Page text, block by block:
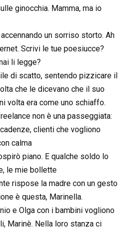
ginocchia. Mamma, ma io
un sorriso storto. Ah
Scrivi le tue poesiucce?
li legge?
di scatto, sentendo pizzicare il
che le dicevano che il suo
volta era come uno schiaffo.
non è una passeggiata:
clienti che vogliono
calma
piano. E qualche soldo lo
le mie bollette
rispose la madre con un gesto
è questa, Marinella.
e Olga con i bambini vogliono
Marinè. Nella loro stanza ci